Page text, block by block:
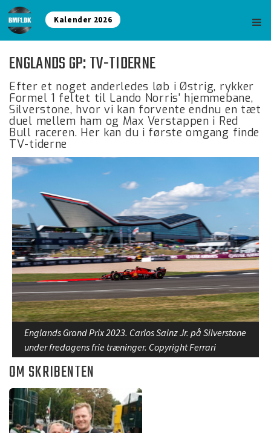
Kalender 2026
ENGLANDS GP: TV-TIDERNE
Efter et noget anderledes løb i Østrig, rykker
Formel 1 feltet til Lando Norris' hjemmebane,
Silverstone, hvor vi kan forvente endnu en tæt
duel mellem ham og Max Verstappen i Red
Bull raceren. Her kan du i første omgang finde
TV-tiderne
Englands Grand Prix 2023. Carlos Sainz Jr. på Silverstone
under fredagens frie træninger. Copyright Ferrari
OM SKRIBENTEN